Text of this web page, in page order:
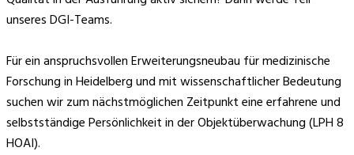
unseres DGI-Teams.
Für ein anspruchsvollen Erweiterungsneubau für medizinische
Forschung in Heidelberg und mit wissenschaftlicher Bedeutung
suchen wir zum nächstmöglichen Zeitpunkt eine erfahrene und
selbstständige Persönlichkeit in der Objektüberwachung (LPH 8
HOAI).